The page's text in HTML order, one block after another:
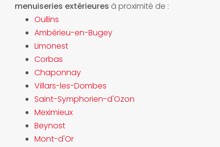
menuiseries extérieures à proximité de :
Oullins
Ambérieu-en-Bugey
Limonest
Corbas
Chaponnay
Villars-les-Dombes
Saint-Symphorien-d'Ozon
Meximieux
Beynost
Mont-d'Or